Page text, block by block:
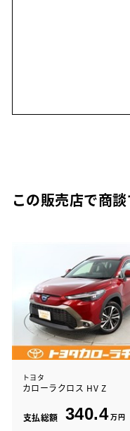
この販売店で商
トヨタ
カローラクロス HV Z
支払総額 340.4万円